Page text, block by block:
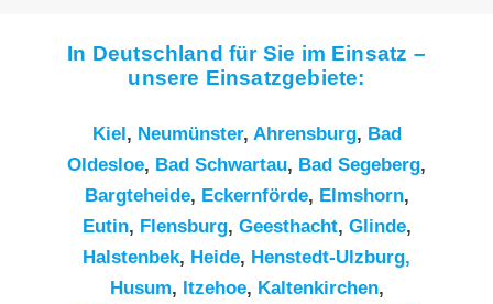
In Deutschland für Sie im Einsatz –
unsere Einsatzgebiete:
Kiel, Neumünster, Ahrensburg, Bad
Oldesloe, Bad Schwartau, Bad Segeberg,
Bargteheide, Eckernförde, Elmshorn,
Eutin, Flensburg, Geesthacht, Glinde,
Halstenbek, Heide, Henstedt-Ulzburg,
Husum, Itzehoe, Kaltenkirchen,